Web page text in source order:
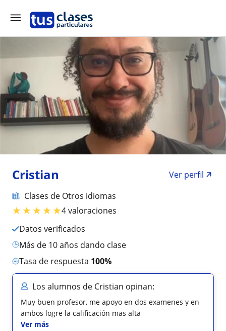
Cristian
Ver perfil
Clases de Otros idiomas
★★★★★4 valoraciones
Datos verificados
más de 10 años dando clase
Tasa de respuesta 100%
Los alumnos de Cristian opinan:
Muy buen profesor, me apoyo en dos examenes y en
ambos logre la calificación mas alta
Ver más